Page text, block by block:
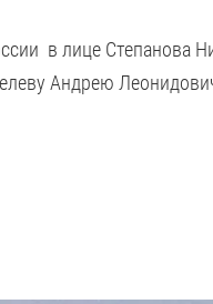
в лице Степанова
Андрею